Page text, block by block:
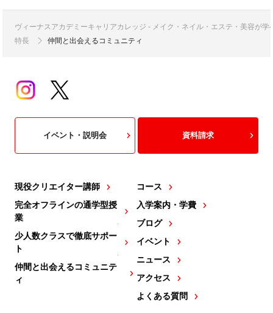
ヴィーナスアカデミーキャリアカレッジ - メイク・ネイル・エステ・美容が
特長
仲間と出会えるコミュニティ
現役クリエイター講師
完全オフラインの通学型授
業
少人数クラスで徹底サポー
ト
仲間と出会えるコミュニテ
ィ
コース
入学案内・学費
ブログ
イベント
ニュース
アクセス
よくある質問
イベント・説明会 資料請求